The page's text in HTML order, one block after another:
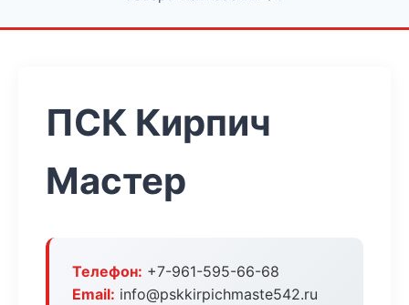
ПСК Кирпич
Мастер
Телефон: +7-961-595-66-68
Email: info@pskkirpichmaste542.ru